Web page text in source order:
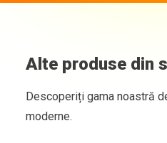
Alte produse din
Descoperiți gama noastră
moderne.